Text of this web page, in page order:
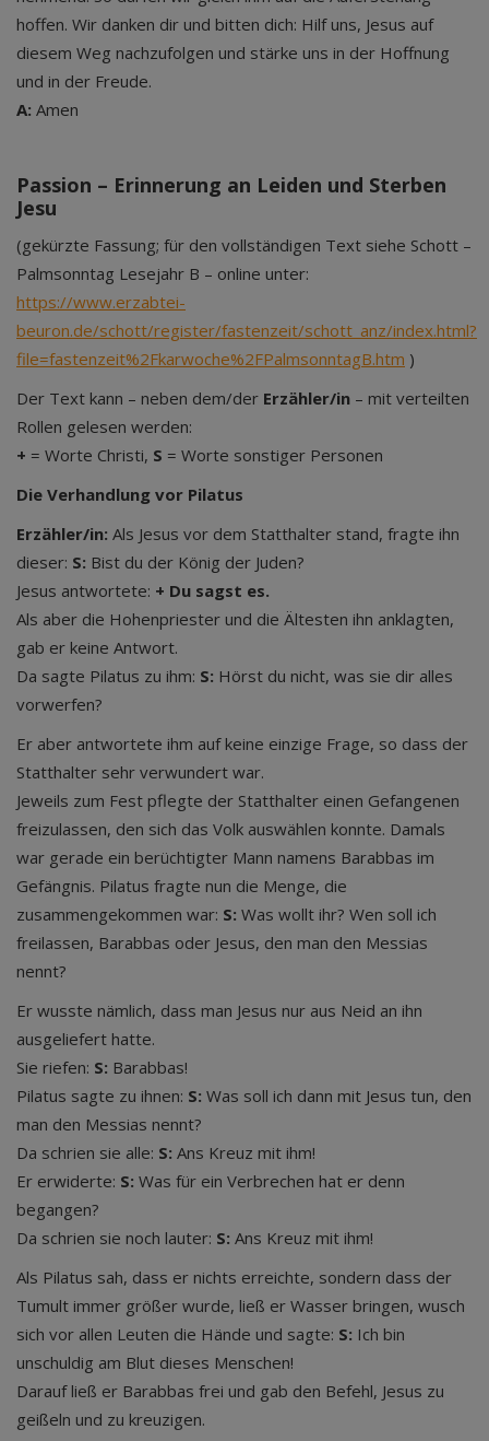
hoffen. Wir danken dir und bitten dich: Hilf uns, Jesus auf
diesem Weg nachzufolgen und stärke uns in der Hoffnung
und in der Freude.
A: Amen
Passion – Erinnerung an Leiden und Sterben
Jesu
(gekürzte Fassung; für den vollständigen Text siehe Schott –
Palmsonntag Lesejahr B – online unter:
https://www.erzabtei-
beuron.de/schott/register/fastenzeit/schott_anz/index.html?
file=fastenzeit%2Fkarwoche%2FPalmsonntagB.htm )
Der Text kann – neben dem/der Erzähler/in – mit verteilten
Rollen gelesen werden:
+ = Worte Christi, S = Worte sonstiger Personen
Die Verhandlung vor Pilatus
Erzähler/in: Als Jesus vor dem Statthalter stand, fragte ihn
dieser: S: Bist du der König der Juden?
Jesus antwortete: + Du sagst es.
Als aber die Hohenpriester und die Ältesten ihn anklagten,
gab er keine Antwort.
Da sagte Pilatus zu ihm: S: Hörst du nicht, was sie dir alles
vorwerfen?
Er aber antwortete ihm auf keine einzige Frage, so dass der
Statthalter sehr verwundert war.
Jeweils zum Fest pflegte der Statthalter einen Gefangenen
freizulassen, den sich das Volk auswählen konnte. Damals
war gerade ein berüchtigter Mann namens Barabbas im
Gefängnis. Pilatus fragte nun die Menge, die
zusammengekommen war: S: Was wollt ihr? Wen soll ich
freilassen, Barabbas oder Jesus, den man den Messias
nennt?
Er wusste nämlich, dass man Jesus nur aus Neid an ihn
ausgeliefert hatte.
Sie riefen: S: Barabbas!
Pilatus sagte zu ihnen: S: Was soll ich dann mit Jesus tun, den
man den Messias nennt?
Da schrien sie alle: S: Ans Kreuz mit ihm!
Er erwiderte: S: Was für ein Verbrechen hat er denn
begangen?
Da schrien sie noch lauter: S: Ans Kreuz mit ihm!
Als Pilatus sah, dass er nichts erreichte, sondern dass der
Tumult immer größer wurde, ließ er Wasser bringen, wusch
sich vor allen Leuten die Hände und sagte: S: Ich bin
unschuldig am Blut dieses Menschen!
Darauf ließ er Barabbas frei und gab den Befehl, Jesus zu
geißeln und zu kreuzigen.